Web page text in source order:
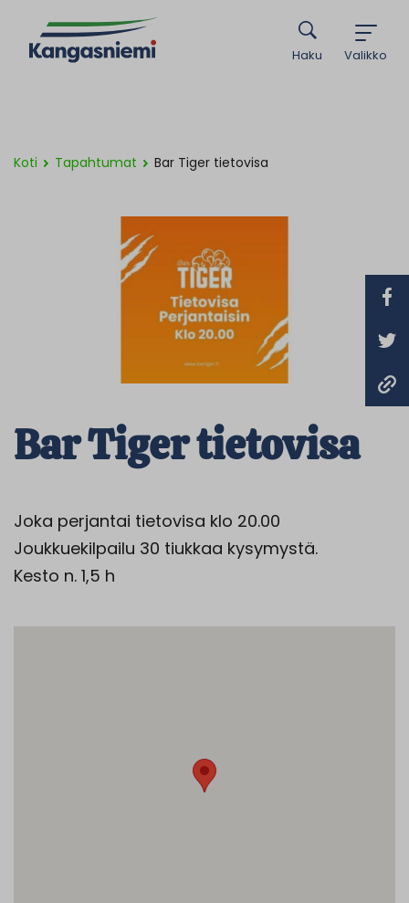
Valikko
Haku
Koti Tapahtumat Bar Tiger tietovisa
Bar Tiger tietovisa
Joka perjantai tietovisa klo 20.00
Joukkuekilpailu 30 tiukkaa kysymystä.
Kesto n. 1,5 h